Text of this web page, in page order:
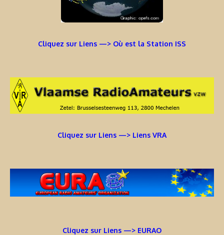
Cliquez sur Liens —> Où est la Station ISS
Cliquez sur Liens —> Liens VRA
Cliquez sur Liens —> EURAO